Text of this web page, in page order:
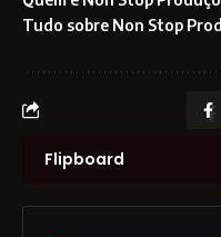
Tudo sobre Non Stop
Flipboard